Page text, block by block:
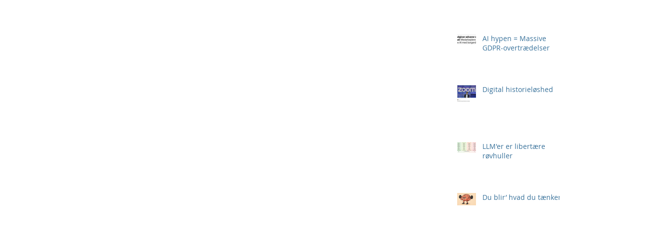
AI hypen = Massive
GDPR-overtrædelser
Digital historieløshed
LLM'er er libertære
røvhuller
Du blir’ hvad du tænker